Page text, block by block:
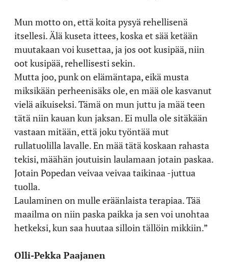
Mun motto on, että koita pysyä rehellisenä
itsellesi. Älä kuseta ittees, koska et sää ketään
muutakaan voi kusettaa, ja jos oot kusipää, niin
oot kusipää, rehellisesti sekin.
Mutta joo, punk on elämäntapa, eikä musta
miksikään perheenisäks ole, en mää ole kasvanut
vielä aikuiseksi. Tämä on mun juttu ja mää teen
tätä niin kauan kun jaksan. Ei mulla ole sitäkään
vastaan mitään, että joku työntää mut
rullatuolilla lavalle. En mää tätä koskaan rahasta
tekisi, määhän joutuisin laulamaan jotain paskaa.
Jotain Popedan veivaa veivaa taikinaa -juttua
tuolla.
Laulaminen on mulle eräänlaista terapiaa. Tää
maailma on niin paska paikka ja sen voi unohtaa
hetkeksi, kun saa huutaa silloin tällöin mikkiin.”
Olli-Pekka Paajanen